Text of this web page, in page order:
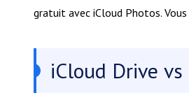
gratuit avec iCloud Photos.
iCloud Drive